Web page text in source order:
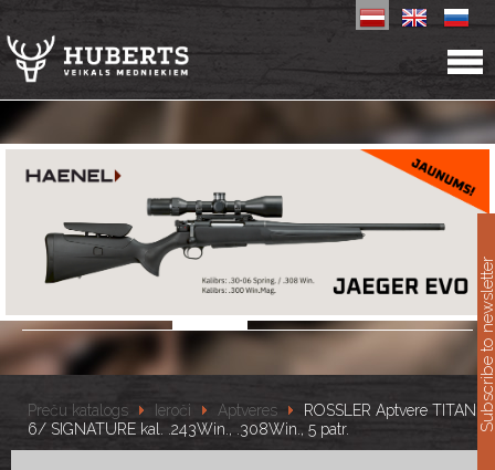
Preču katalogs Ieroči Aptveres
ROSSLER Aptvere TITAN
6/ SIGNATURE kal. .243Win., .308Win., 5 patr.
Subscribe